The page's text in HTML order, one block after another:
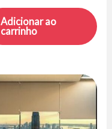
Adicionar ao
carrinho